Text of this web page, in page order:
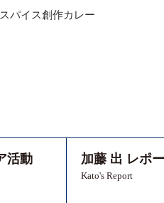
パイス創作カレー
活動 加藤 出 レポ
Kato's Report